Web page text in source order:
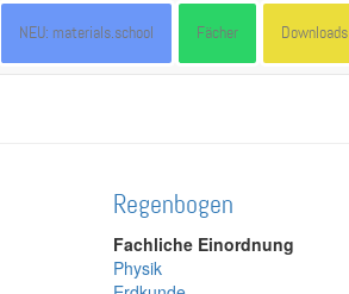
NEU: materials.school Fächer Downloads
Regenbogen
Fachliche Einordnung
Physik